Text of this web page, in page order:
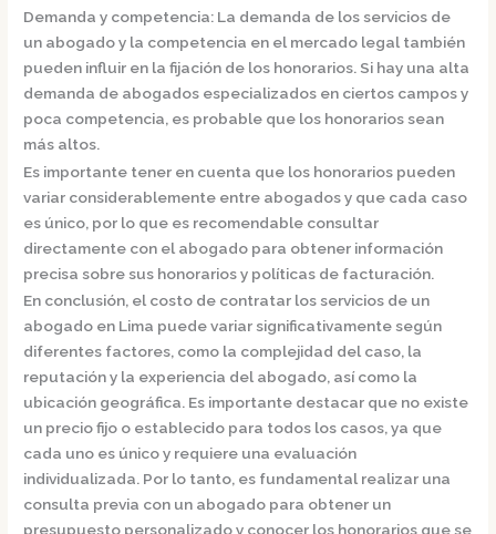
Demanda y competencia: La demanda de los servicios de
un abogado y la competencia en el mercado legal también
pueden influir en la fijación de los honorarios. Si hay una alta
demanda de abogados especializados en ciertos campos y
poca competencia, es probable que los honorarios sean
más altos.
Es importante tener en cuenta que los honorarios pueden
variar considerablemente entre abogados y que cada caso
es único, por lo que es recomendable consultar
directamente con el abogado para obtener información
precisa sobre sus honorarios y políticas de facturación.
En conclusión, el costo de contratar los servicios de un
abogado en Lima puede variar significativamente según
diferentes factores, como la complejidad del caso, la
reputación y la experiencia del abogado, así como la
ubicación geográfica. Es importante destacar que no existe
un precio fijo o establecido para todos los casos, ya que
cada uno es único y requiere una evaluación
individualizada. Por lo tanto, es fundamental realizar una
consulta previa con un abogado para obtener un
presupuesto personalizado y conocer los honorarios que se